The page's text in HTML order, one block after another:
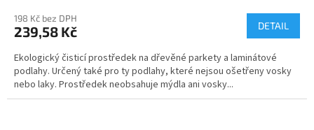
produktu
je
z
5
hvězdiček.
198 Kč bez DPH
239,58 Kč DETAIL
Ekologický čisticí prostředek na dřevěné parkety a laminátové
podlahy. Určený také pro ty podlahy, které nejsou ošetřeny vosky
nebo laky. Prostředek neobsahuje mýdla ani vosky...